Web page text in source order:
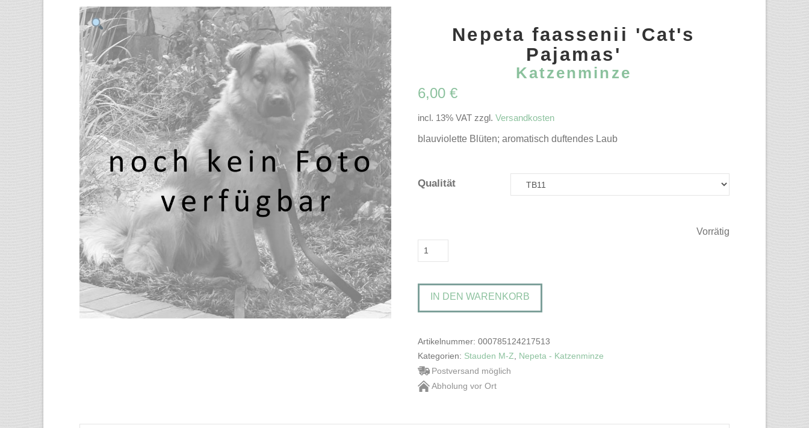
Nepeta faassenii 'Cat's
Pajamas'
Katzenminze
6,00 €
incl. 13% VAT zzgl. Versandkosten
blauviolette Blüten; aromatisch duftendes Laub
Qualität
Vorrätig
Nepeta
faassenii
'Cat's
Pajamas'Katzenminze
IN DEN WARENKORB
Artikelnummer: 000785124217513
Kategorien: Stauden M-Z Nepeta - Katzenminze
Postversand möglich
Abholung vor Ort